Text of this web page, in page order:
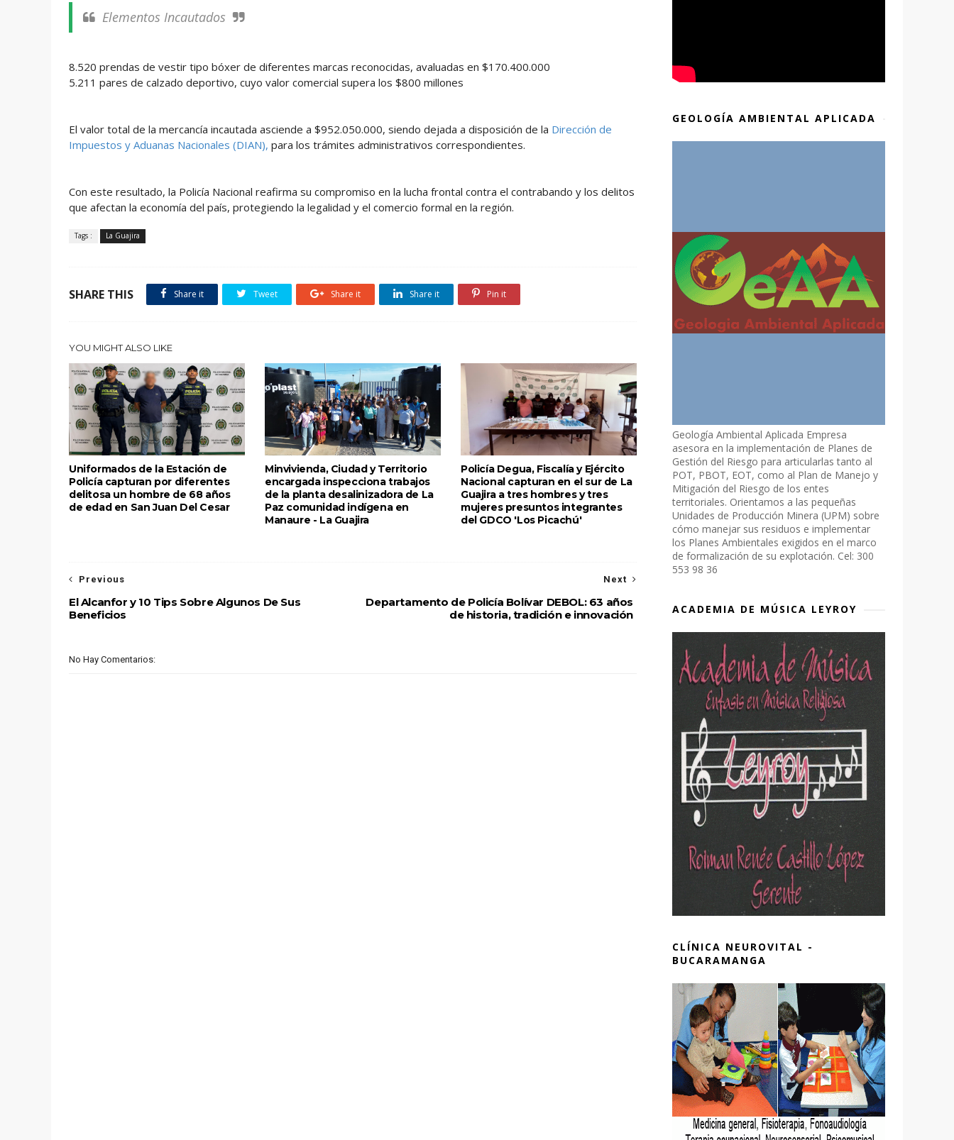
Elementos Incautados
8.520 prendas de vestir tipo bóxer de diferentes marcas reconocidas, avaluadas en $170.400.000
5.211 pares de calzado deportivo, cuyo valor comercial supera los $800 millones
El valor total de la mercancía incautada asciende a $952.050.000, siendo dejada a disposición de la Dirección de
Impuestos y Aduanas Nacionales (DIAN), para los trámites administrativos correspondientes.
Con este resultado, la Policía Nacional reafirma su compromiso en la lucha frontal contra el contrabando y los delitos
que afectan la economía del país, protegiendo la legalidad y el comercio formal en la región.
Tags : La Guajira
SHARE THIS Share it Tweet Share it Share it Pin it
YOU MIGHT ALSO LIKE
Uniformados de la Estación de
Policía capturan por diferentes
delitosa un hombre de 68 años
de edad en San Juan Del Cesar
Minvivienda, Ciudad y Territorio
encargada inspecciona trabajos
de la planta desalinizadora de La
Paz comunidad indígena en
Manaure - La Guajira
Policía Degua, Fiscalía y Ejército
Nacional capturan en el sur de La
Guajira a tres hombres y tres
mujeres presuntos integrantes
del GDCO 'Los Picachú'
Next
Departamento de Policía Bolívar DEBOL: 63 años
de historia, tradición e innovación
Previous
El Alcanfor y 10 Tips Sobre Algunos De Sus
Beneficios
No Hay Comentarios:
GEOLOGÍA AMBIENTAL APLICADA
Geología Ambiental Aplicada Empresa
asesora en la implementación de Planes de
Gestión del Riesgo para articularlas tanto al
POT, PBOT, EOT, como al Plan de Manejo y
Mitigación del Riesgo de los entes
territoriales. Orientamos a las pequeñas
Unidades de Producción Minera (UPM) sobre
cómo manejar sus residuos e implementar
los Planes Ambientales exigidos en el marco
de formalización de su explotación. Cel: 300
553 98 36
ACADEMIA DE MÚSICA LEYROY
CLÍNICA NEUROVITAL -
BUCARAMANGA